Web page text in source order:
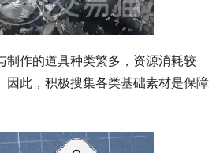
制作的道具种类繁多，资源消耗较
因此，积极搜集各类基础素材是保障